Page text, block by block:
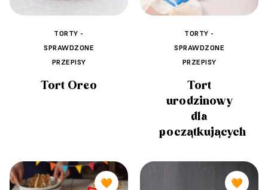
TORTY -
SPRAWDZONE
PRZEPISY
Tort Oreo
TORTY -
SPRAWDZONE
PRZEPISY
Tort
urodzinowy
dla
początkujących
🧡 🧡